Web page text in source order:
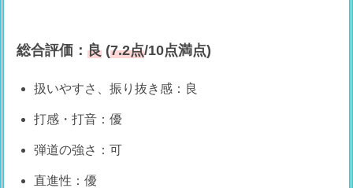
総合評価： 良 (7.2点/10点満点)
扱いやすさ、振り抜き感：良
打感・打音：優
弾道の強さ：可
直進性：優